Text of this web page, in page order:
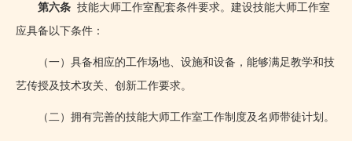
第六条 技能大师工作室配套条件要求。建设技能大师工作室
应具备以下条件：
（一）具备相应的工作场地、设施和设备，能够满足教学和技
艺传授及技术攻关、创新工作要求。
（二）拥有完善的技能大师工作室工作制度及名师带徒计划。